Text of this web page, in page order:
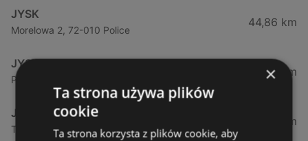
JYSK
Morelowa 2, 72-010 Police
44,86 km
JYSK
Policka, 71-837 Szczecin
49,95 km
JYSK
Tartaczna, 72-100 Goleniów
54,17 km
×
Ta strona używa plików
cookie
Ta strona korzysta z plików cookie, aby